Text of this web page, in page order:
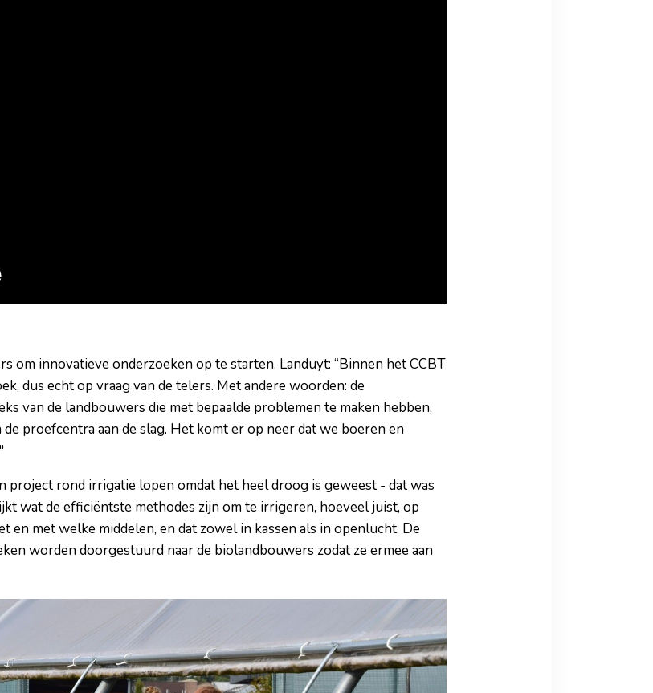
om innovatieve onderzoeken op te starten. Landuyt: “Binnen het CCBT
dus echt op vraag van de telers. Met andere woorden: de
van de landbouwers die met bepaalde problemen te maken hebben,
proefcentra aan de slag. Het komt er op neer dat we boeren en
project rond irrigatie lopen omdat het heel droog is geweest - dat was
wat de efficiëntste methodes zijn om te irrigeren, hoeveel juist, op
en met welke middelen, en dat zowel in kassen als in openlucht. De
worden doorgestuurd naar de biolandbouwers zodat ze ermee aan